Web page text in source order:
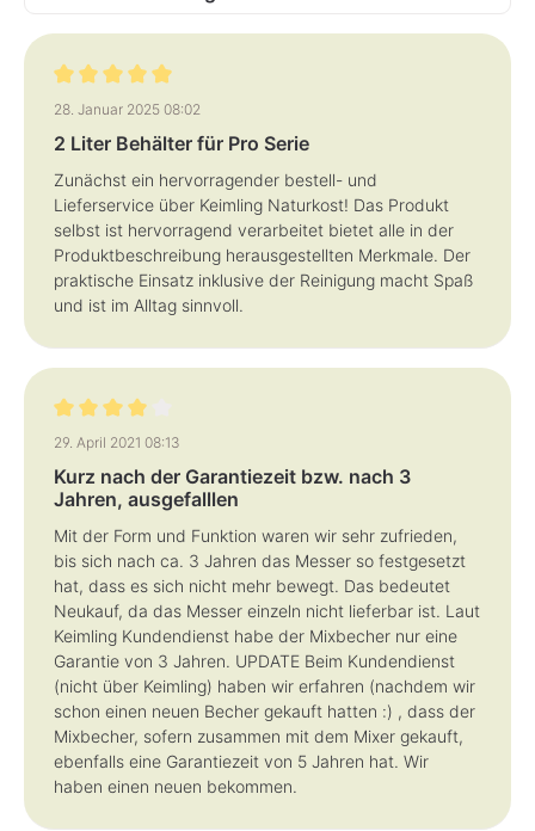
-
Bewertung mit 5 von 5 Sternen
28. Januar 2025 08:02
2 Liter Behälter für Pro Serie
Zunächst ein hervorragender bestell- und
Lieferservice über Keimling Naturkost! Das Produkt
selbst ist hervorragend verarbeitet bietet alle in der
Produktbeschreibung herausgestellten Merkmale. Der
praktische Einsatz inklusive der Reinigung macht Spaß
und ist im Alltag sinnvoll.
Bewertung mit 4 von 5 Sternen
29. April 2021 08:13
Kurz nach der Garantiezeit bzw. nach 3
Jahren, ausgefalllen
Mit der Form und Funktion waren wir sehr zufrieden,
bis sich nach ca. 3 Jahren das Messer so festgesetzt
hat, dass es sich nicht mehr bewegt. Das bedeutet
Neukauf, da das Messer einzeln nicht lieferbar ist. Laut
Keimling Kundendienst habe der Mixbecher nur eine
Garantie von 3 Jahren. UPDATE Beim Kundendienst
(nicht über Keimling) haben wir erfahren (nachdem wir
schon einen neuen Becher gekauft hatten :) , dass der
Mixbecher, sofern zusammen mit dem Mixer gekauft,
ebenfalls eine Garantiezeit von 5 Jahren hat. Wir
haben einen neuen bekommen.